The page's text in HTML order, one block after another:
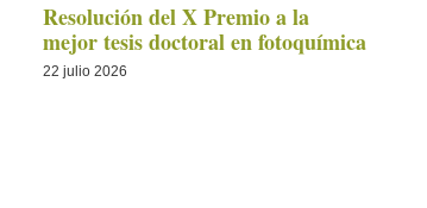
Resolución del X Premio a la
mejor tesis doctoral en fotoquímica
22 julio 2026